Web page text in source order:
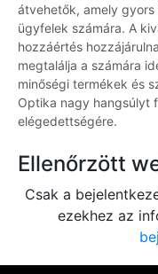
átvehetők, amely
ügyfelek számára. A
hozzáértés
megtalálja a számára
minőségi termékek és
Optika nagy hangsúlyt
elégedettségére.
Ellenőrzött
Csak a
ezekhez az